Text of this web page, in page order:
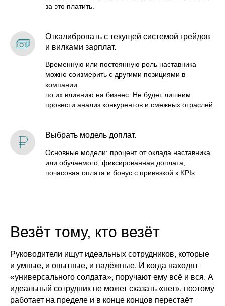
за это платить.
Откалибровать с текущей системой грейдов
и вилками зарплат.
Временную или постоянную роль наставника
можно соизмерить с другими позициями в
компании
по их влиянию на бизнес. Не будет лишним
провести анализ конкурентов и смежных отраслей.
Выбрать модель доплат.
Основные модели: процент от оклада наставника
или обучаемого, фиксированная доплата,
почасовая оплата и бонус с привязкой к KPIs.
Везёт тому, кто везёт
Руководители ищут идеальных сотрудников, которые
и умные, и опытные, и надёжные. И когда находят
«универсального солдата», поручают ему всё и вся. А
идеальный сотрудник не может сказать «нет», поэтому
работает на пределе и в конце концов перестаёт